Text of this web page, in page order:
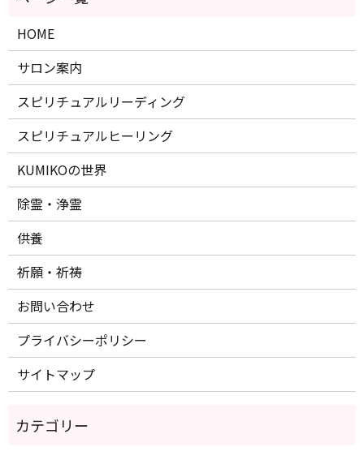
HOME
サロン案内
スピリチュアルリーディング
スピリチュアルヒーリング
KUMIKOの世界
除霊・浄霊
供養
祈願・祈祷
お問い合わせ
プライバシーポリシー
サイトマップ